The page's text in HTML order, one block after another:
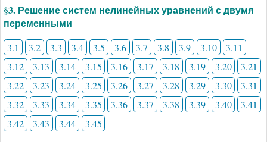
§3. Решение систем нелинейных уравнений с двумя
переменными
3.1 3.2 3.3 3.4 3.5 3.6 3.7 3.8 3.9 3.10
3.11
3.12
3.13 3.14 3.15 3.16 3.17 3.18 3.19 3.20
3.21
3.22
3.23 3.24 3.25 3.26 3.27 3.28 3.29 3.30
3.31
3.32
3.33 3.34 3.35 3.36 3.37 3.38 3.39 3.40
3.41
3.42
3.43 3.44 3.45